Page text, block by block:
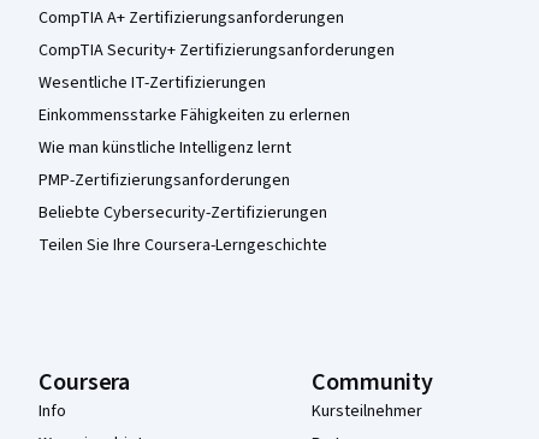
CompTIA A+ Zertifizierungsanforderungen
CompTIA Security+ Zertifizierungsanforderungen
Wesentliche IT-Zertifizierungen
Einkommensstarke Fähigkeiten zu erlernen
Wie man künstliche Intelligenz lernt
PMP-Zertifizierungsanforderungen
Beliebte Cybersecurity-Zertifizierungen
Teilen Sie Ihre Coursera-Lerngeschichte
Coursera
Info
Community
Kursteilnehmer